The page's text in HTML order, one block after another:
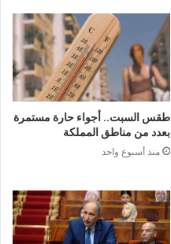
طقس السبت.. أجواء حارة مستمرة
بعدد من مناطق المملكة
منذ أسبوع واحد